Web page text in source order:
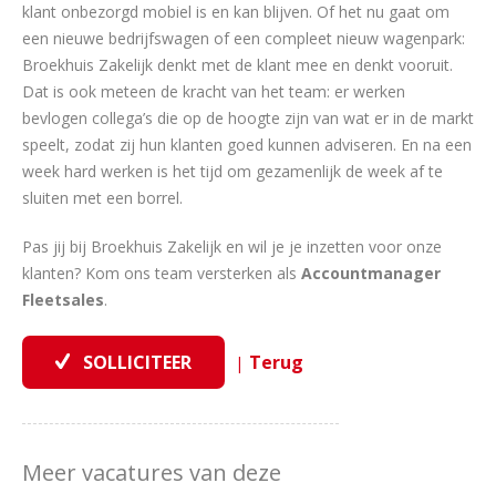
klant onbezorgd mobiel is en kan blijven. Of het nu gaat om
een nieuwe bedrijfswagen of een compleet nieuw wagenpark:
Broekhuis Zakelijk denkt met de klant mee en denkt vooruit.
Dat is ook meteen de kracht van het team: er werken
bevlogen collega’s die op de hoogte zijn van wat er in de markt
speelt, zodat zij hun klanten goed kunnen adviseren. En na een
week hard werken is het tijd om gezamenlijk de week af te
sluiten met een borrel.
Pas jij bij Broekhuis Zakelijk en wil je je inzetten voor onze
klanten? Kom ons team versterken als Accountmanager
Fleetsales.
|
Meer vacatures van deze